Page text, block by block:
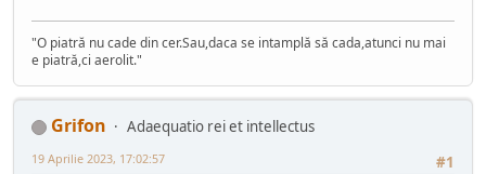
"O piatră nu cade din cer.Sau,daca se intamplă să cada,atunci nu mai
e piatră,ci aerolit."
Grifon
Adaequatio rei et intellectus
#1
19 Aprilie 2023, 17:02:57